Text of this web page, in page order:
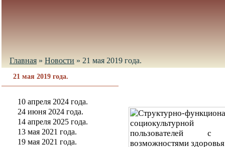
Главная » Новости » 21 мая 2019 года.
21 мая 2019 года.
10 апреля 2024 года.
24 июня 2024 года.
14 апреля 2025 года.
13 мая 2021 года.
19 мая 2021 года.